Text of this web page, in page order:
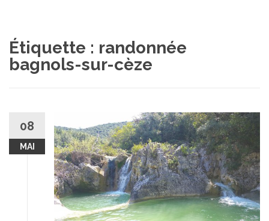
Étiquette : randonnée
bagnols-sur-cèze
08
MAI